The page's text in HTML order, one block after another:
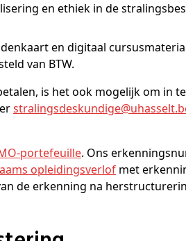
en ethiek in de
en digitaal
van BTW.
is het ook mogelijk om in
stralingsdeskundige@uhasselt
portefeuille. Ons
opleidingsverlofmet
de erkenning na